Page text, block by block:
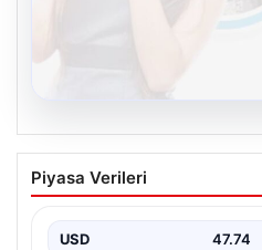
08.08.2026
Kelebek.Org İle
Seviyeli Adresi Ve
oluşturması kritik bir değer
Piyasa Verileri
USD 47.74